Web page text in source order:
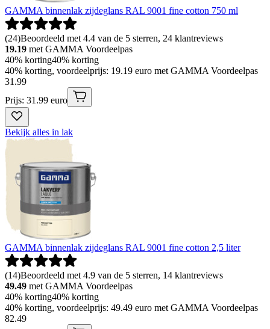
GAMMA binnenlak zijdeglans RAL 9001 fine cotton 750 ml
(24)Beoordeeld met 4.4 van de 5 sterren, 24 klantreviews
19.19 met GAMMA Voordeelpas
40% korting40% korting
40% korting, voordeelprijs: 19.19 euro met GAMMA Voordeelpas
31 .99
Prijs: 31.99 euro
Bekijk alles in lak
GAMMA binnenlak zijdeglans RAL 9001 fine cotton 2,5 liter
(14)Beoordeeld met 4.9 van de 5 sterren, 14 klantreviews
49.49 met GAMMA Voordeelpas
40% korting40% korting
40% korting, voordeelprijs: 49.49 euro met GAMMA Voordeelpas
82.49